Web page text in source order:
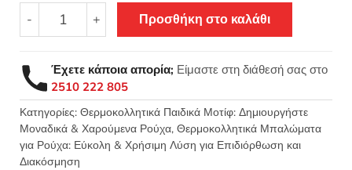
-
Θερμοκολλητικό
σιδερότυπο
μοτίφ
Αρκουδίτσα
5x9εκ
LECCO
6531.C
ποσότητα
+ Προσθήκη στο καλάθι
Έχετε κάποια απορία; Είμαστε στη διάθεσή σας στο
2510 222 805
Κατηγορίες: Θερμοκολλητικά Παιδικά Μοτίφ: Δημιουργήστε
Μοναδικά & Χαρούμενα Ρούχα, Θερμοκολλητικά Μπαλώματα
για Ρούχα: Εύκολη & Χρήσιμη Λύση για Επιδιόρθωση και
Διακόσμηση